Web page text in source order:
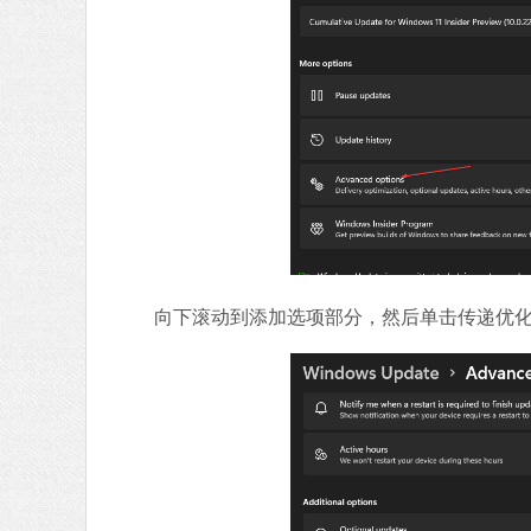
向下滚动到添加选项部分，然后单击传递优